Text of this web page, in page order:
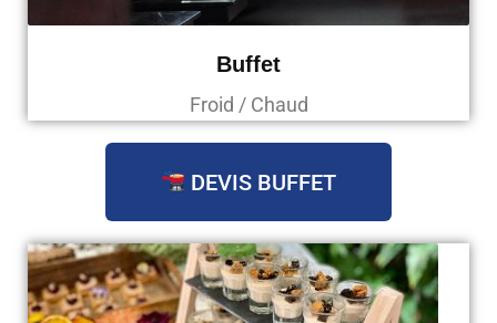
Buffet
Froid / Chaud
DEVIS BUFFET